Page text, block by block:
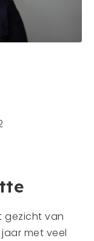
gezicht van
jaar met veel